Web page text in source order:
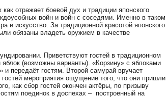
отражает боевой дух и традиции японского
войн и войн с соседями. Именно в таком
и искусство. За традиционной красотой японского
обязаны владеть оружием в качестве
Приветствуют гостей в традиционном
(возможны варианты). «Корзину» с яблоками
передаёт гостям. Второй самурай вручает
мероприятия ощущение того, что они пришли
как сбор гостей окончен актёры, по призыву
поединок в доспехах – построенный на